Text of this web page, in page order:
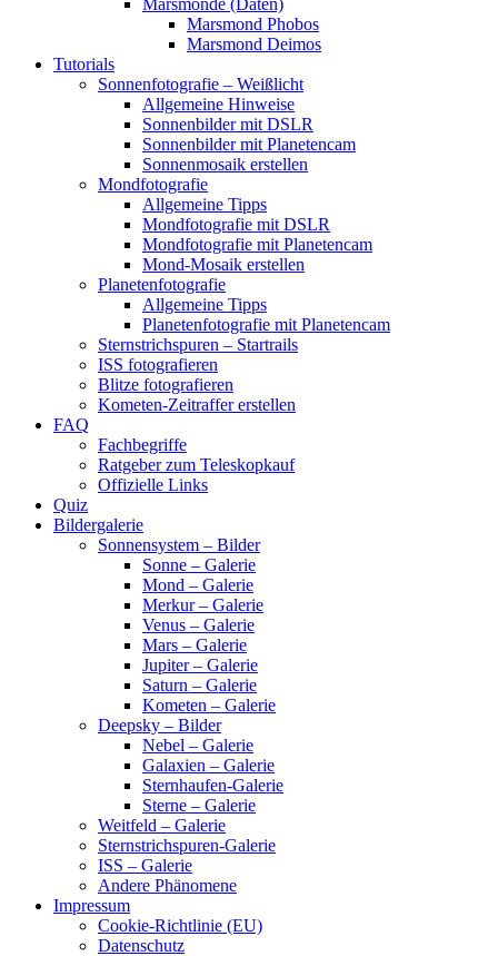
Marsmond Phobos
Marsmond Deimos
Tutorials
Sonnenfotografie – Weißlicht
Allgemeine Hinweise
Sonnenbilder mit DSLR
Sonnenbilder mit Planetencam
Sonnenmosaik erstellen
Mondfotografie
Allgemeine Tipps
Mondfotografie mit DSLR
Mondfotografie mit Planetencam
Mond-Mosaik erstellen
Planetenfotografie
Allgemeine Tipps
Planetenfotografie mit Planetencam
Sternstrichspuren – Startrails
ISS fotografieren
Blitze fotografieren
Kometen-Zeitraffer erstellen
FAQ
Fachbegriffe
Ratgeber zum Teleskopkauf
Offizielle Links
Quiz
Bildergalerie
Sonnensystem – Bilder
Sonne – Galerie
Mond – Galerie
Merkur – Galerie
Venus – Galerie
Mars – Galerie
Jupiter – Galerie
Saturn – Galerie
Kometen – Galerie
Deepsky – Bilder
Nebel – Galerie
Galaxien – Galerie
Sternhaufen-Galerie
Sterne – Galerie
Weitfeld – Galerie
Sternstrichspuren-Galerie
ISS – Galerie
Andere Phänomene
Impressum
Cookie-Richtlinie (EU)
Datenschutz